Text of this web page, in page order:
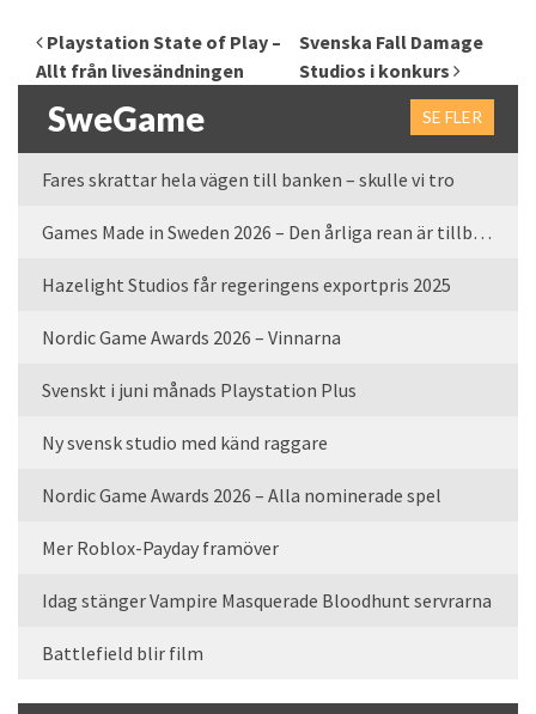
Inläggsnavigering
Playstation State of Play –
Allt från livesändningen
Svenska Fall Damage
Studios i konkurs
SweGame SE FLER
Fares skrattar hela vägen till banken – skulle vi tro
Games Made in Sweden 2026 – Den årliga rean är tillbaka
Hazelight Studios får regeringens exportpris 2025
Nordic Game Awards 2026 – Vinnarna
Svenskt i juni månads Playstation Plus
Ny svensk studio med känd raggare
Nordic Game Awards 2026 – Alla nominerade spel
Mer Roblox-Payday framöver
Idag stänger Vampire Masquerade Bloodhunt servrarna
Battlefield blir film